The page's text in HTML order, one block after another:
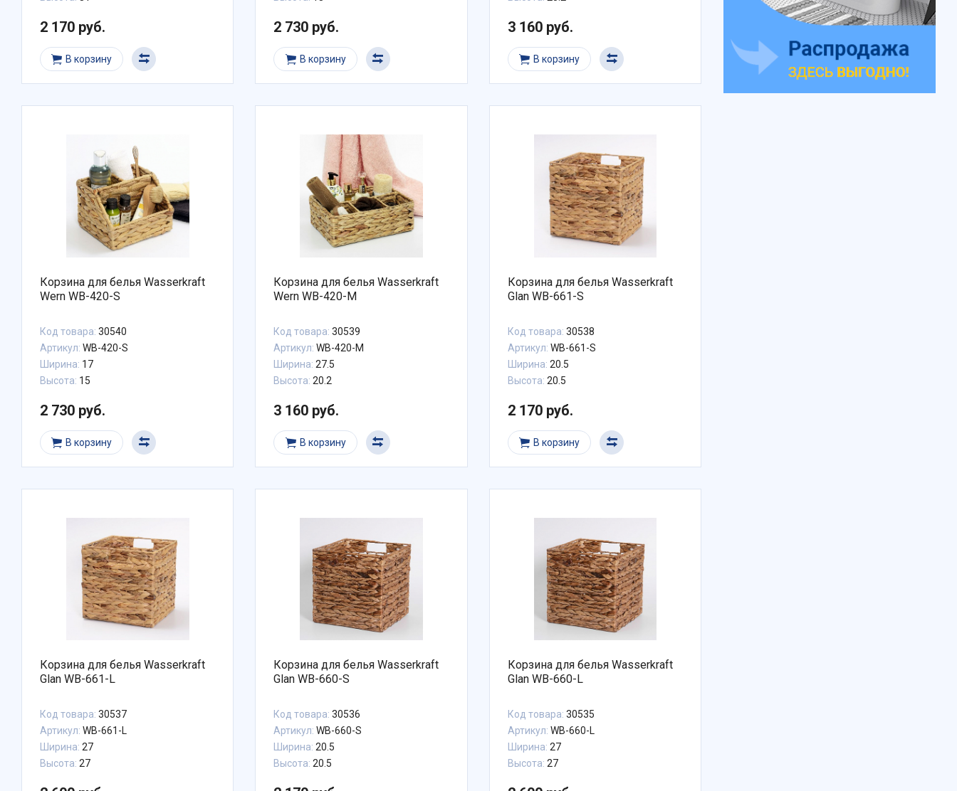
2 170 руб.
В корзину
2 730 руб.
В корзину
3 160 руб.
В корзину
Корзина для белья Wasserkraft
Wern WB-420-S
Код товара: 30540
Артикул: WB-420-S
Ширина: 17
Высота: 15
2 730 руб.
В корзину
Корзина для белья Wasserkraft
Wern WB-420-M
Код товара: 30539
Артикул: WB-420-M
Ширина: 27.5
Высота: 20.2
3 160 руб.
В корзину
Корзина для белья Wasserkraft
Glan WB-661-S
Код товара: 30538
Артикул: WB-661-S
Ширина: 20.5
Высота: 20.5
2 170 руб.
В корзину
Корзина для белья Wasserkraft
Glan WB-661-L
Код товара: 30537
Артикул: WB-661-L
Ширина: 27
Высота: 27
Корзина для белья Wasserkraft
Glan WB-660-S
Код товара: 30536
Артикул: WB-660-S
Ширина: 20.5
Высота: 20.5
Корзина для белья Wasserkraft
Glan WB-660-L
Код товара: 30535
Артикул: WB-660-L
Ширина: 27
Высота: 27